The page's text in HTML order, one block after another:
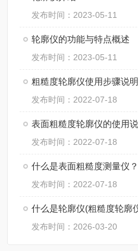
发布时间：2023-05-11
轮廓仪的功能与特点概述
发布时间：2023-05-11
粗糙度轮廓仪使用步骤说明
发布时间：2022-07-18
表面粗糙度轮廓仪的使用
发布时间：2022-07-18
什么是表面粗糙度测量仪？
发布时间：2022-07-18
发布时间：2026-03-20